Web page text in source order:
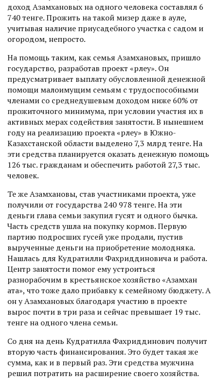
доход Азамхановых на одного человека составлял 6
740 тенге. Прожить на такой мизер даже в ауле,
учитывая наличие приусадебного участка с садом и
огородом, непросто.
На помощь таким, как семья Азамхановых, пришло
государство, разработав проект «Өрлеу». Он
предусматривает выплату обус­ловленной денежной
помощи малоимущим семьям с трудоспособными
членами со среднедушевым доходом ниже 60% от
прожиточного минимума, при условии участия их в
активных мерах содействия занятости. В нынешнем
году на реализацию проекта «Өрлеу» в Южно-
Казахстанской области выделено 7,3 млрд тенге. На
эти средства планируется оказать денежную помощь
126 тыс. гражданам и обеспечить работой 27,3 тыс.
человек.
Те же Азамхановы, став участниками проекта, уже
получили от государства 240 978 тенге. На эти
деньги глава семьи закупил гусят и одного бычка.
Часть средств ушла на покупку кормов. Первую
партию подросших гусей уже продали, пустив
вырученные деньги на приобретение молодняка.
Нашлась для Кудратилли Фахриддиновича и работа.
Центр занятости помог ему устроиться
разнорабочим в крестьянское хозяйство «Азамхан
ата», что тоже дало прибавку к семейному бюджету. А
он у Азамхановых благодаря участию в проекте
вырос почти в три раза и сейчас превышает 19 тыс.
тенге на одного члена семьи.
Со дня на день Кудратилла Фахриддинович получит
вторую часть финансирования. Это будет такая же
сумма, как и в первый раз. Эти средства мужчина
решил потратить на расширение своего хозяйства.